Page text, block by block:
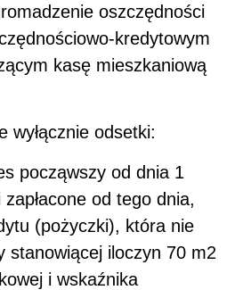
oszczędności
kredytowym
kasę mieszkaniową
wyłącznie odsetki:
począwszy od dnia 1
od tego dnia,
(pożyczki), która nie
stanowiącej iloczyn 70 m2
i wskaźnika